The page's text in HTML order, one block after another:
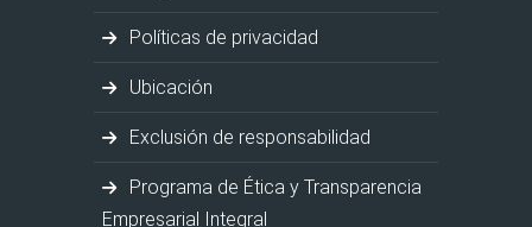
Políticas de privacidad
Ubicación
Exclusión de responsabilidad
Programa de Ética y Transparencia
Empresarial Integral